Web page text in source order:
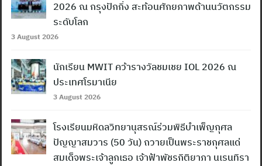
2026 ณ กรุงปักกิ่ง สะท้อนศักยภาพด้านนวัตกรรม
ระดับโลก
3 August 2026
นักเรียน MWIT คว้ารางวัลชมเชย IOL 2026 ณ
ประเทศโรมาเนีย
3 August 2026
โรงเรียนมหิดลวิทยานุสรณ์ร่วมพิธีบำเพ็ญกุศล
ปัญญาสมวาร (50 วัน) ถวายเป็นพระราชกุศลแด่
สมเด็จพระเจ้าลูกเธอ เจ้าฟ้าพัชรกิติยาภา นเรนทิรา